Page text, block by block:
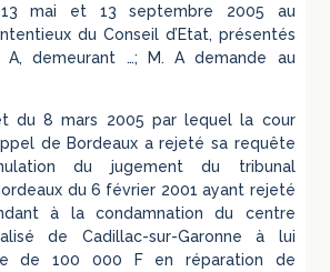
mai et 13 septembre 2005 au
du Conseil d’Etat, présentés
A, demeurant …; M. A demande au
du 8 mars 2005 par lequel la cour
de Bordeaux a rejeté sa requête
du jugement du tribunal
du 6 février 2001 ayant rejeté
à la condamnation du centre
de Cadillac-sur-Garonne à lui
de 100 000 F en réparation de